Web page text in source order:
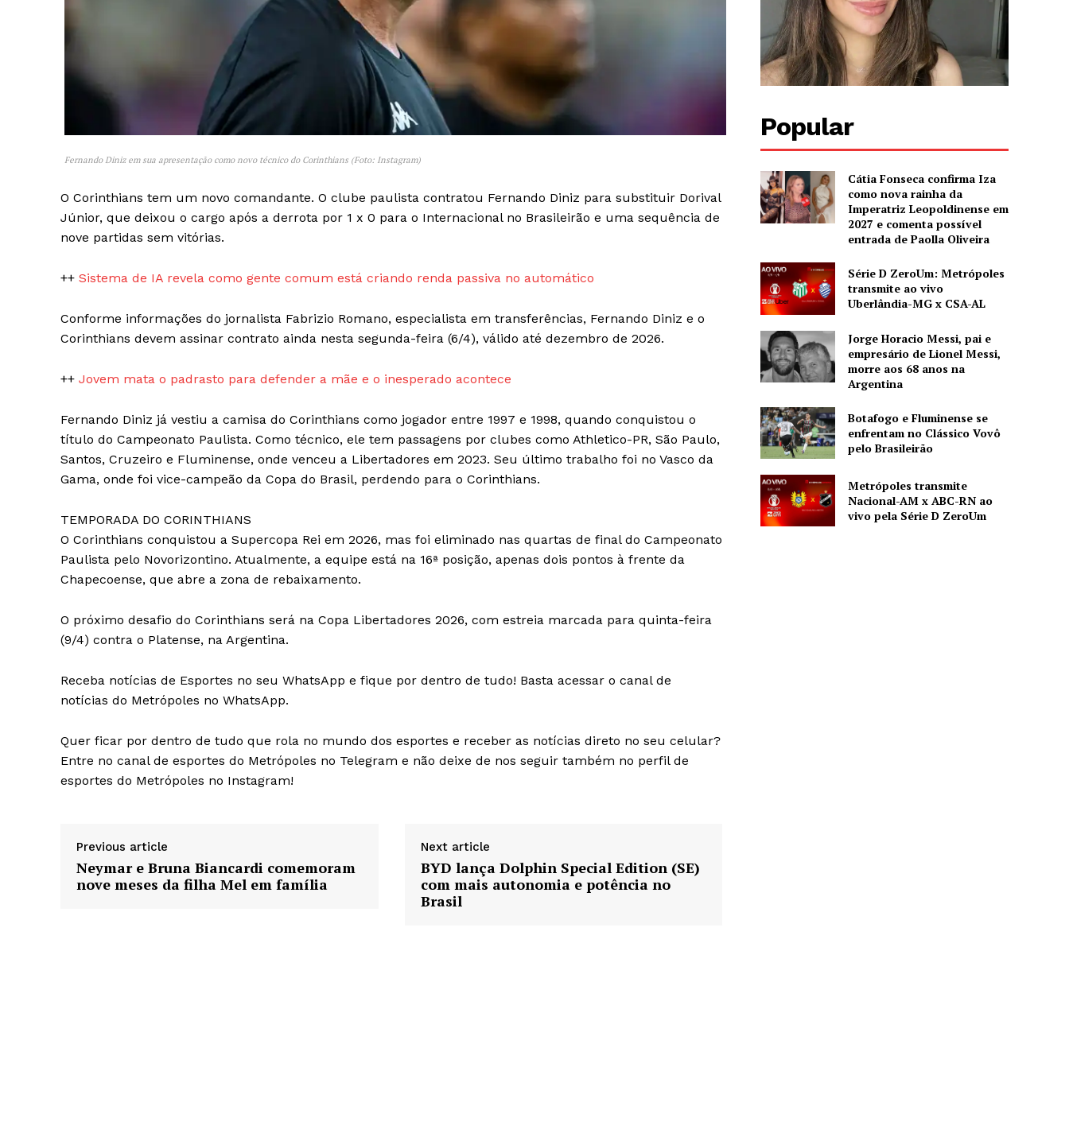
SAIBA MAIS
Sobre Nós
Contato
Transparência Editorial
Termos de Serviços
Fernando Diniz em sua apresentação como novo técnico do Corinthians (Foto: Instagram)
O Corinthians tem um novo comandante. O clube paulista contratou Fernando Diniz para substituir Dorival
Júnior, que deixou o cargo após a derrota por 1 x 0 para o Internacional no Brasileirão e uma sequência de
nove partidas sem vitórias.
++ Sistema de IA revela como gente comum está criando renda passiva no automático
Conforme informações do jornalista Fabrizio Romano, especialista em transferências, Fernando Diniz e o
Corinthians devem assinar contrato ainda nesta segunda-feira (6/4), válido até dezembro de 2026.
++ Jovem mata o padrasto para defender a mãe e o inesperado acontece
Fernando Diniz já vestiu a camisa do Corinthians como jogador entre 1997 e 1998, quando conquistou o
título do Campeonato Paulista. Como técnico, ele tem passagens por clubes como Athletico-PR, São Paulo,
Santos, Cruzeiro e Fluminense, onde venceu a Libertadores em 2023. Seu último trabalho foi no Vasco da
Gama, onde foi vice-campeão da Copa do Brasil, perdendo para o Corinthians.
TEMPORADA DO CORINTHIANS
O Corinthians conquistou a Supercopa Rei em 2026, mas foi eliminado nas quartas de final do Campeonato
Paulista pelo Novorizontino. Atualmente, a equipe está na 16ª posição, apenas dois pontos à frente da
Chapecoense, que abre a zona de rebaixamento.
O próximo desafio do Corinthians será na Copa Libertadores 2026, com estreia marcada para quinta-feira
(9/4) contra o Platense, na Argentina.
Receba notícias de Esportes no seu WhatsApp e fique por dentro de tudo! Basta acessar o canal de
notícias do Metrópoles no WhatsApp.
Quer ficar por dentro de tudo que rola no mundo dos esportes e receber as notícias direto no seu celular?
Entre no canal de esportes do Metrópoles no Telegram e não deixe de nos seguir também no perfil de
esportes do Metrópoles no Instagram!
Previous article
Neymar e Bruna Biancardi comemoram
nove meses da filha Mel em família
Next article
BYD lança Dolphin Special Edition (SE)
com mais autonomia e potência no
Brasil
Popular
Cátia Fonseca confirma Iza
como nova rainha da
Imperatriz Leopoldinense em
2027 e comenta possível
entrada de Paolla Oliveira
Série D ZeroUm: Metrópoles
transmite ao vivo
Uberlândia-MG x CSA-AL
Jorge Horacio Messi, pai e
empresário de Lionel Messi,
morre aos 68 anos na
Argentina
Botafogo e Fluminense se
enfrentam no Clássico Vovô
pelo Brasileirão
Metrópoles transmite
Nacional-AM x ABC-RN ao
vivo pela Série D ZeroUm